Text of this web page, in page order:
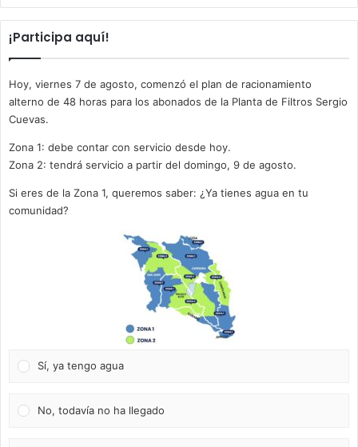
¡Participa aquí!
Hoy, viernes 7 de agosto, comenzó el plan de racionamiento
alterno de 48 horas para los abonados de la Planta de Filtros Sergio
Cuevas.
Zona 1: debe contar con servicio desde hoy.
Zona 2: tendrá servicio a partir del domingo, 9 de agosto.
Si eres de la Zona 1, queremos saber: ¿Ya tienes agua en tu
comunidad?
Sí, ya tengo agua
No, todavía no ha llegado